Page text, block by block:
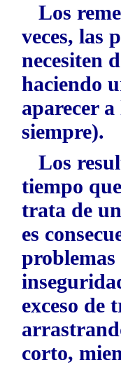
Los
veces, las
necesiten
haciendo
aparecer
siempre).
Los
tiempo
trata de
es
problemas
exceso de
corto,